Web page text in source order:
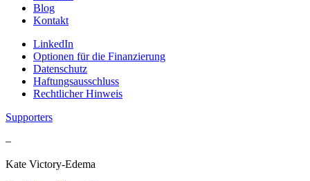
Blog
Kontakt
LinkedIn
Optionen für die Finanzierung
Datenschutz
Haftungsausschluss
Rechtlicher Hinweis
Supporters
–
Kate Victory-Edema